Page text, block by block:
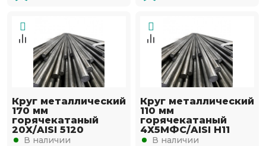
Круг металлический
170 мм
горячекатаный
20Х/AISI 5120
В наличии
Круг металлический
110 мм
горячекатаный
4Х5МФС/AISI H11
В наличии